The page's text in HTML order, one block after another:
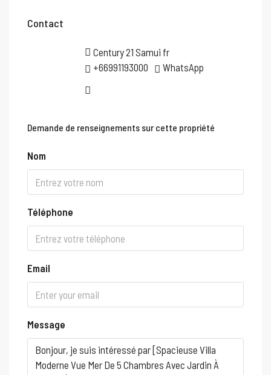
Contact
Century 21 Samui fr
+66991193000
WhatsApp
Demande de renseignements sur cette propriété
Nom
Téléphone
Email
Message